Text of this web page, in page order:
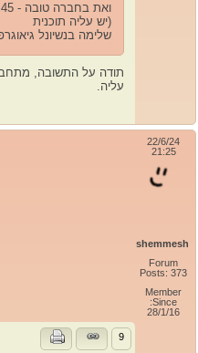
(יש עליה תוכנית
שלימה בנשיונל
תודה על התשובה,
עליה.
22/6/24
21:25
shemmesh
Forum
Posts: 373
Member
Since:
28/1/16
9